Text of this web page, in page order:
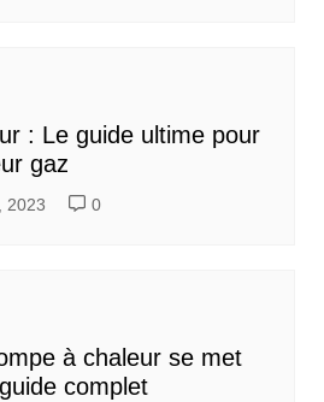
: Le guide ultime pour
gaz
2023 0
à chaleur se met
complet